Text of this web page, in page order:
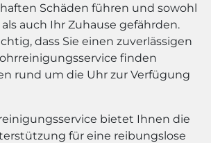
Schäden führen und sowohl
auch Ihr Zuhause gefährden.
dass Sie einen zuverlässigen
finden
rund um die Uhr zur Verfügung
bietet Ihnen die
für eine reibungslose